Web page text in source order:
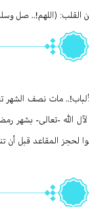
القلب: (اللهم!.. صل
الألباب!.. مات نصف
الله -تعالى- بشهر
المقاعد قبل أن